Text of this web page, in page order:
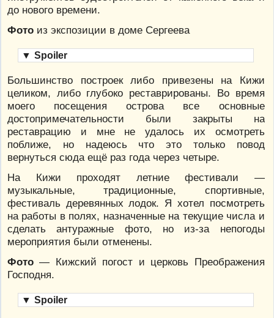
до нового времени.
Фото из экспозиции в доме Сергеева
▼ Spoiler
Большинство построек либо привезены на Кижи
целиком, либо глубоко реставрированы. Во время
моего посещения острова все основные
достопримечательности были закрыты на
реставрацию и мне не удалось их осмотреть
поближе, но надеюсь что это только повод
вернуться сюда ещё раз года через четыре.
На Кижи проходят летние фестивали —
музыкальные, традиционные, спортивные,
фестиваль деревянных лодок. Я хотел посмотреть
на работы в полях, назначенные на текущие числа и
сделать антуражные фото, но из-за непогоды
мероприятия были отменены.
Фото — Кижский погост и церковь Преображения
Господня.
▼ Spoiler